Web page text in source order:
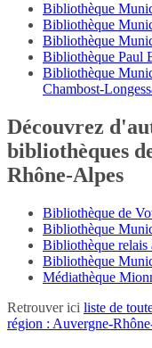
Bibliothèque
Bibliothèque
Bibliothèque
Bibliothèque Paul
Bibliothèque
Chambost-
Découvrez
bibliothèques
Rhône-Alpes
Bibliothèque de
Bibliothèque
Bibliothèque relais
Bibliothèque
Médiathèque
Retrouver ici liste de
région : Auvergne-